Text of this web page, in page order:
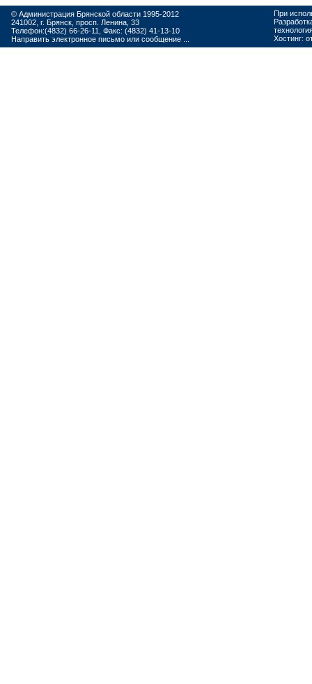
© Администрация Брянской области 1995-2012
241002, г. Брянск, просп. Ленина, 33
Телефон:(4832) 66-26-11, Факс: (4832) 41-13-10
Направить электронное письмо или сообщение ...
При
Хостинг: